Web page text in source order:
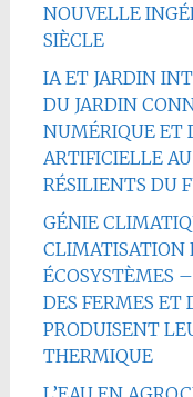
NOUVELLE
SIÈCLE
IA ET JARDIN
DU JARDIN
NUMÉRIQUE ET
ARTIFICIELLE AU
RÉSILIENTS DU
GÉNIE
CLIMATISATION
ÉCOSYSTÈMES
DES FERMES ET
PRODUISENT
THERMIQUE